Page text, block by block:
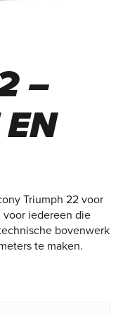
–
Triumph 22 voor
iedereen die
bovenwerk
te maken.